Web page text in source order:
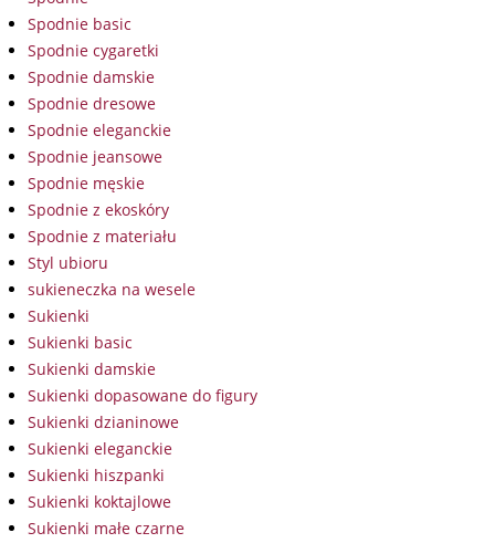
Spodnie basic
Spodnie cygaretki
Spodnie damskie
Spodnie dresowe
Spodnie eleganckie
Spodnie jeansowe
Spodnie męskie
Spodnie z ekoskóry
Spodnie z materiału
Styl ubioru
sukieneczka na wesele
Sukienki
Sukienki basic
Sukienki damskie
Sukienki dopasowane do figury
Sukienki dzianinowe
Sukienki eleganckie
Sukienki hiszpanki
Sukienki koktajlowe
Sukienki małe czarne